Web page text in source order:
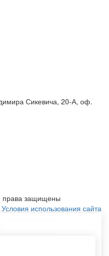
Сикевича, 20-А, оф.
защищены
Условия использования сайта